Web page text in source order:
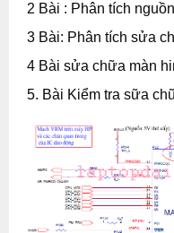
2 Bài : Phân tích
3 Bài: Phân tích sửa
4 Bài sửa chữa màn
5. Bài Kiểm tra sữa